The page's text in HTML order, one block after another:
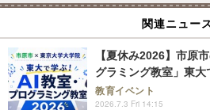
関連ニュース
【夏休み2026】市原
グラミング教室」東大
教育イベント
2026.7.3 Fri 14:15